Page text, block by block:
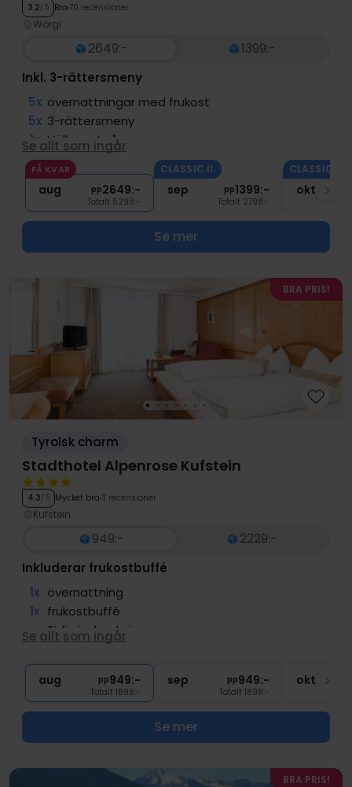
3.2/ 5 Bra 70 recensioner
Wörgl
2649:- 1399:-
Inkl. 3-rättersmeny
5x övernattningar med frukost
5x 3-rättersmeny
1x Välkomstgåva
1x 1 välkomstdrink
∞ Gratis parkering
Se allt som ingår
FÅ KVAR
aug pp2649:-
Totalt 5298:-
CLASSIC II.
sep pp1399:-
Totalt 2798:-
CLASSIC II.
okt
Se mer
BRA PRIS!
Tyrolsk charm
Stadthotel Alpenrose Kufstein
4.3/ 5 Mycket bra 3 recensioner
Kufstein
949:- 2229:-
Inkluderar frukostbuffé
1x övernattning
1x frukostbuffé
∞
Tidig incheckning
Gratis internet
∞ Gratis parkering
Se allt som ingår
aug pp949:-
Totalt 1898:-
sep pp949:-
Totalt 1898:-
okt
Se mer
BRA PRIS!